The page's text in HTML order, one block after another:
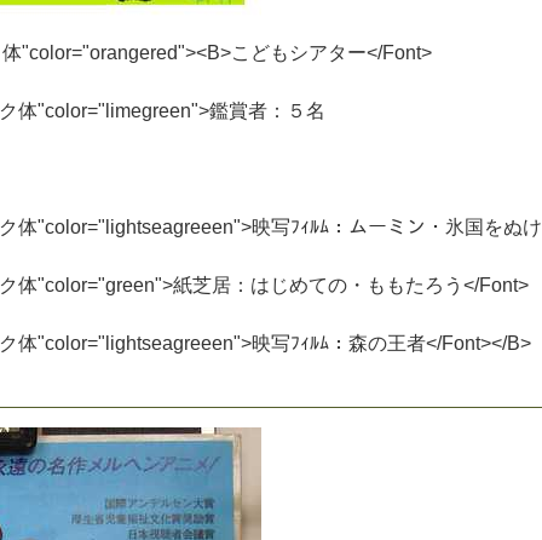
体"co or="orangered"><B>こ ども シアター</Font>
ク体"co or=" imegreen">鑑賞者 ： ５ 名
ク体"co or=" ightseagreeen">映写ﾌｨﾙﾑ ： ムー ミ ン ・ 氷国 をぬけ
ク体"co or="green">紙芝居 ： は じめての ・ も もたろ う </Font>
ク体"co or=" ightseagreeen">映写ﾌｨﾙﾑ ： 森の王者</Font></B>